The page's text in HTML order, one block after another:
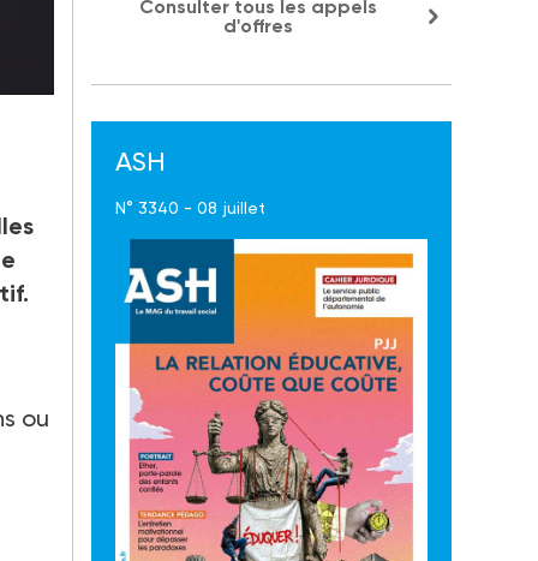
ou
Consulter tous les appels
d'offres
ASH
N° 3340 - 08 juillet